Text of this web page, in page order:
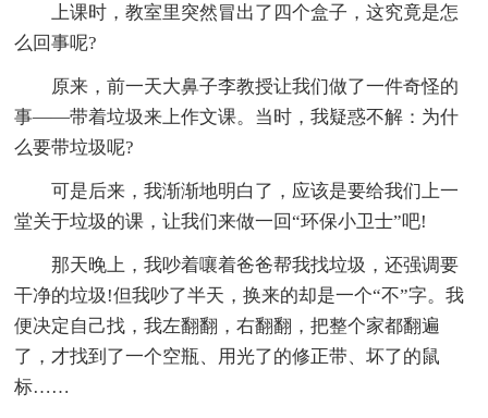
上课时，教室里突然冒出了四个盒子，这究竟是怎
么回事呢?
原来，前一天大鼻子李教授让我们做了一件奇怪的
事——带着垃圾来上作文课。当时，我疑惑不解：为什
么要带垃圾呢?
可是后来，我渐渐地明白了，应该是要给我们上一
堂关于垃圾的课，让我们来做一回“环保小卫士”吧!
那天晚上，我吵着嚷着爸爸帮我找垃圾，还强调要
干净的垃圾!但我吵了半天，换来的却是一个“不”字。我
便决定自己找，我左翻翻，右翻翻，把整个家都翻遍
了，才找到了一个空瓶、用光了的修正带、坏了的鼠
标……